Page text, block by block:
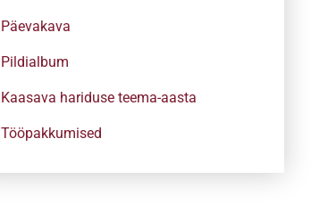
Päevakava
Pildialbum
Kaasava hariduse teema-aasta
Tööpakkumised